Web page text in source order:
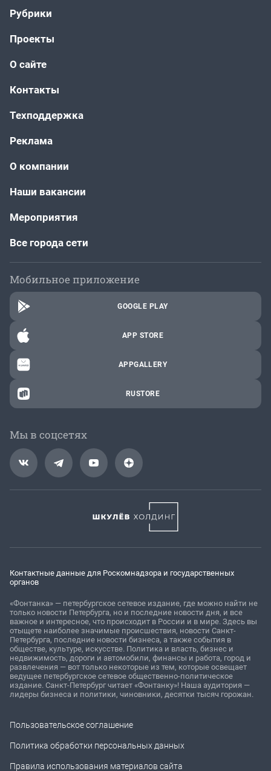
Рубрики
Проекты
О сайте
Контакты
Техподдержка
Реклама
О компании
Наши вакансии
Мероприятия
Все города сети
Мобильное приложение
GOOGLE PLAY
APP STORE
APPGALLERY
RUSTORE
Мы в соцсетях
Контактные данные для Роскомнадзора и государственных
органов
«Фонтанка» — петербургское сетевое издание, где можно найти не
только новости Петербурга, но и последние новости дня, и все
важное и интересное, что происходит в России и в мире. Здесь вы
отыщете наиболее значимые происшествия, новости Санкт-
Петербурга, последние новости бизнеса, а также события в
обществе, культуре, искусстве. Политика и власть, бизнес и
недвижимость, дороги и автомобили, финансы и работа, город и
развлечения — вот только некоторые из тем, которые освещает
ведущее петербургское сетевое общественно-политическое
издание. Санкт-Петербург читает «Фонтанку»! Наша аудитория —
лидеры бизнеса и политики, чиновники, десятки тысяч горожан.
Пользовательское соглашение
Политика обработки персональных данных
Правила использования материалов сайта